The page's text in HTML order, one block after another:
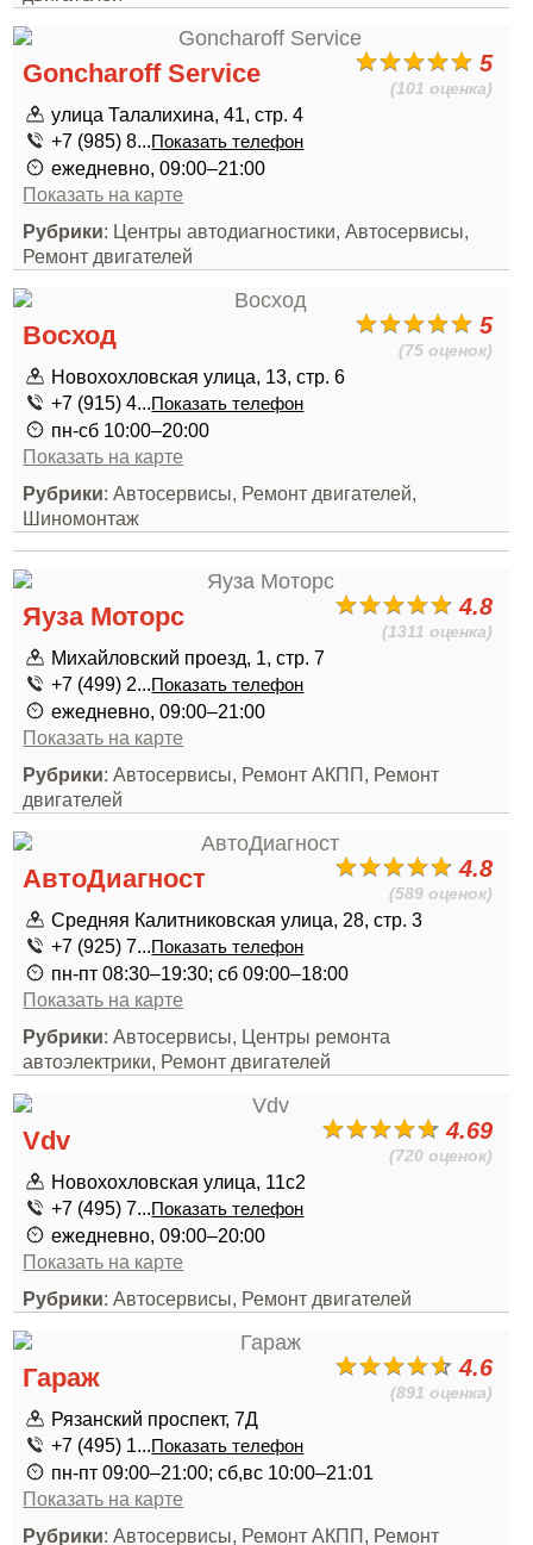
5
(101 оценка)
Goncharoff Service
улица Талалихина, 41, стр. 4
+7 (985) 8...Показать телефон
ежедневно, 09:00–21:00
Показать на карте
Рубрики: Центры автодиагностики, Автосервисы,
Ремонт двигателей
5
(75 оценок)
Восход
Новохохловская улица, 13, стр. 6
+7 (915) 4...Показать телефон
пн-сб 10:00–20:00
Показать на карте
Рубрики: Автосервисы, Ремонт двигателей,
Шиномонтаж
4.8
(1311 оценка)
Яуза Моторс
Михайловский проезд, 1, стр. 7
+7 (499) 2...Показать телефон
ежедневно, 09:00–21:00
Показать на карте
Рубрики: Автосервисы, Ремонт АКПП, Ремонт
двигателей
4.8
(589 оценок)
АвтоДиагност
Средняя Калитниковская улица, 28, стр. 3
+7 (925) 7...Показать телефон
пн-пт 08:30–19:30; сб 09:00–18:00
Показать на карте
Рубрики: Автосервисы, Центры ремонта
автоэлектрики, Ремонт двигателей
4.69
(720 оценок)
Vdv
Новохохловская улица, 11с2
+7 (495) 7...Показать телефон
ежедневно, 09:00–20:00
Показать на карте
Рубрики: Автосервисы, Ремонт двигателей
4.6
(891 оценка)
Гараж
Рязанский проспект, 7Д
+7 (495) 1...Показать телефон
пн-пт 09:00–21:00; сб,вс 10:00–21:01
Показать на карте
Рубрики: Автосервисы, Ремонт АКПП, Ремонт